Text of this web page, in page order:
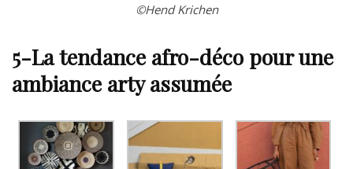
©Hend Krichen
5-La tendance afro-déco pour une
ambiance arty assumée